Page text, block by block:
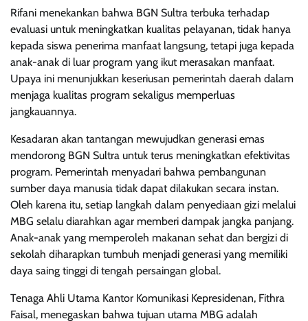
Rifani menekankan bahwa BGN Sultra terbuka terhadap
evaluasi untuk meningkatkan kualitas pelayanan, tidak hanya
kepada siswa penerima manfaat langsung, tetapi juga kepada
anak-anak di luar program yang ikut merasakan manfaat.
Upaya ini menunjukkan keseriusan pemerintah daerah dalam
menjaga kualitas program sekaligus memperluas
jangkauannya.
Kesadaran akan tantangan mewujudkan generasi emas
mendorong BGN Sultra untuk terus meningkatkan efektivitas
program. Pemerintah menyadari bahwa pembangunan
sumber daya manusia tidak dapat dilakukan secara instan.
Oleh karena itu, setiap langkah dalam penyediaan gizi melalui
MBG selalu diarahkan agar memberi dampak jangka panjang.
Anak-anak yang memperoleh makanan sehat dan bergizi di
sekolah diharapkan tumbuh menjadi generasi yang memiliki
daya saing tinggi di tengah persaingan global.
Tenaga Ahli Utama Kantor Komunikasi Kepresidenan, Fithra
Faisal, menegaskan bahwa tujuan utama MBG adalah